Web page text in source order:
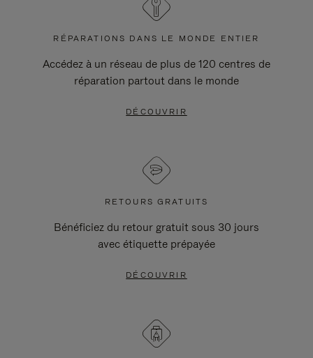
RÉPARATIONS DANS LE MONDE ENTIER
Accédez à un réseau de plus de 120 centres de
réparation partout dans le monde
DÉCOUVRIR
RETOURS GRATUITS
Bénéficiez du retour gratuit sous 30 jours
avec étiquette prépayée
DÉCOUVRIR